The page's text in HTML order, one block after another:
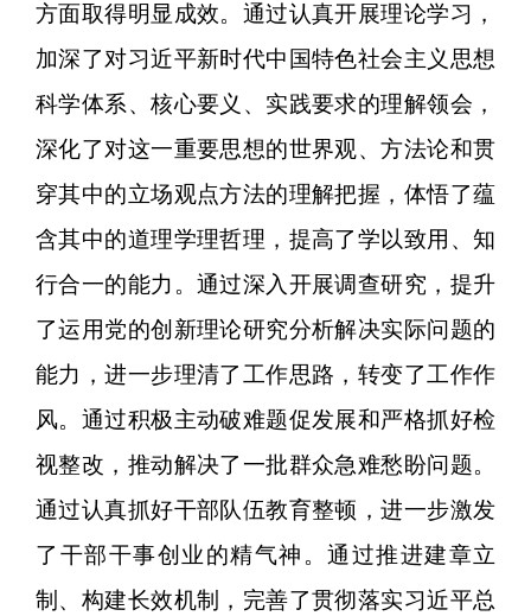
方面取得明显成效。通过认真开展理论学习，
加深了对习近平新时代中国特色社会主义思想
科学体系、核心要义、实践要求的理解领会，
深化了对这一重要思想的世界观、方法论和贯
穿其中的立场观点方法的理解把握，体悟了蕴
含其中的道理学理哲理，提高了学以致用、知
行合一的能力。通过深入开展调查研究，提升
了运用党的创新理论研究分析解决实际问题的
能力，进一步理清了工作思路，转变了工作作
风。通过积极主动破难题促发展和严格抓好检
视整改，推动解决了一批群众急难愁盼问题。
通过认真抓好干部队伍教育整顿，进一步激发
了干部干事创业的精气神。通过推进建章立
制、构建长效机制，完善了贯彻落实习近平总